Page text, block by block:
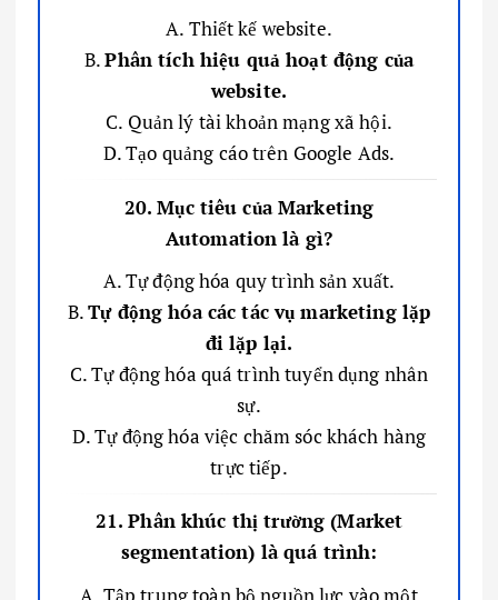
A. Thiết kế website.
B.Phân tích hiệu quả hoạt động của
website.
C. Quản lý tài khoản mạng xã hội.
D. Tạo quảng cáo trên Google Ads.
20. Mục tiêu của Marketing
Automation là gì?
A. Tự động hóa quy trình sản xuất.
B.Tự động hóa các tác vụ marketing lặp
đi lặp lại.
C. Tự động hóa quá trình tuyển dụng nhân
sự.
D. Tự động hóa việc chăm sóc khách hàng
trực tiếp.
21. Phân khúc thị trường (Market
segmentation) là quá trình: